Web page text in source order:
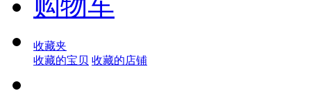
收藏夹
收藏的宝贝 收藏的店铺